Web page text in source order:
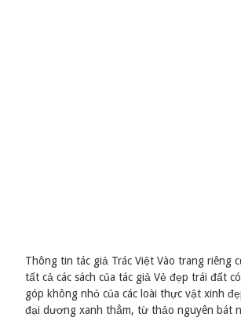
Thông tin tác giả Trác Việt Vào trang riêng
tất cả các sách của tác giả Vẻ đẹp trái đất
góp không nhỏ của các loài thực vật xinh
đại dương xanh thẳm, từ thảo nguyên bát